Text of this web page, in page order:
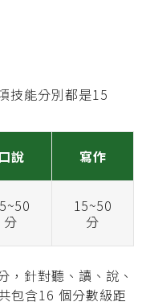
技能分別都是15
口說 寫作
分
15~50
分
，針對聽、讀、說、
包含16 個分數級距